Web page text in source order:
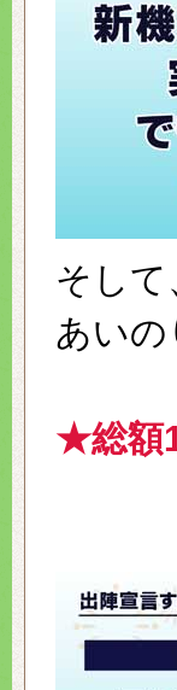
そし
あいの
★総額